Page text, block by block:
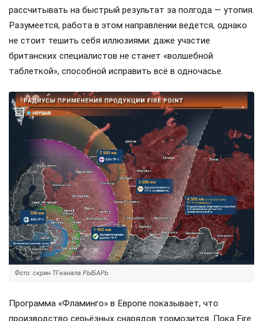
рассчитывать на быстрый результат за полгода — утопия.
Разумеется, работа в этом направлении ведется, однако
не стоит тешить себя иллюзиями: даже участие
британских специалистов не станет «волшебной
таблеткой», способной исправить всё в одночасье.
Фото: скрин ТГ-канала РЫБАРЬ
Программа «Фламинго» в Европе показывает, что
производство серьёзных снарядов тормозится. Пока Fire